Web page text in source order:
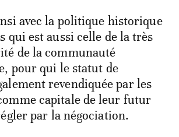
avec la politique historique
qui est aussi celle de la très
de la communauté
pour qui le statut de
revendiquée par les
capitale de leur futur
par la négociation.